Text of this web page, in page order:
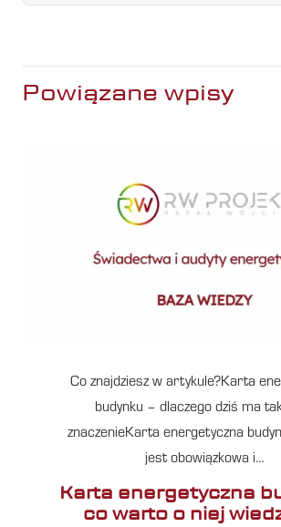
Powiązane wpisy
Co znajdziesz w artykule?Karta
budynku – dlaczego dziś ma
znaczenieKarta energetyczna
jest obowiązkowa i…
Karta energetyczna
co warto o niej